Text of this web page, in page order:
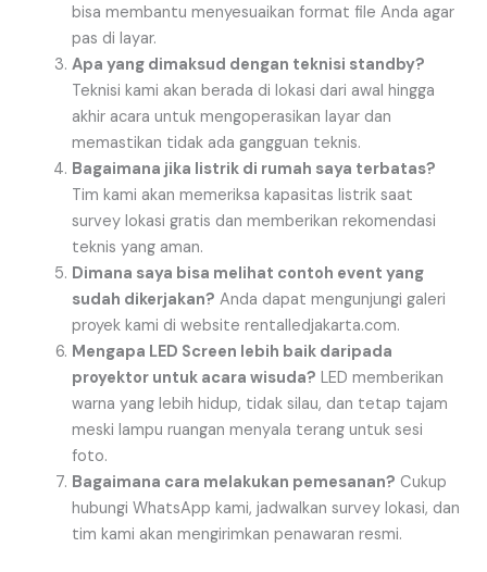
bisa membantu menyesuaikan format file Anda agar
pas di layar.
Apa yang dimaksud dengan teknisi standby?
Teknisi kami akan berada di lokasi dari awal hingga
akhir acara untuk mengoperasikan layar dan
memastikan tidak ada gangguan teknis.
Bagaimana jika listrik di rumah saya terbatas?
Tim kami akan memeriksa kapasitas listrik saat
survey lokasi gratis dan memberikan rekomendasi
teknis yang aman.
Dimana saya bisa melihat contoh event yang
sudah dikerjakan? Anda dapat mengunjungi galeri
proyek kami di website rentalledjakarta.com.
Mengapa LED Screen lebih baik daripada
proyektor untuk acara wisuda? LED memberikan
warna yang lebih hidup, tidak silau, dan tetap tajam
meski lampu ruangan menyala terang untuk sesi
foto.
Bagaimana cara melakukan pemesanan? Cukup
hubungi WhatsApp kami, jadwalkan survey lokasi, dan
tim kami akan mengirimkan penawaran resmi.